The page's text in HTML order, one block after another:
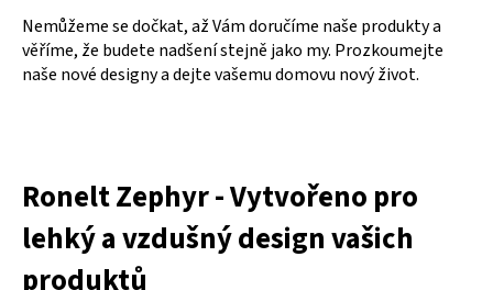
Nemůžeme se dočkat, až Vám doručíme naše produkty a
věříme, že budete nadšení stejně jako my. Prozkoumejte
naše nové designy a dejte vašemu domovu nový život.
Ronelt Zephyr - Vytvořeno pro
lehký a vzdušný design vašich
produktů